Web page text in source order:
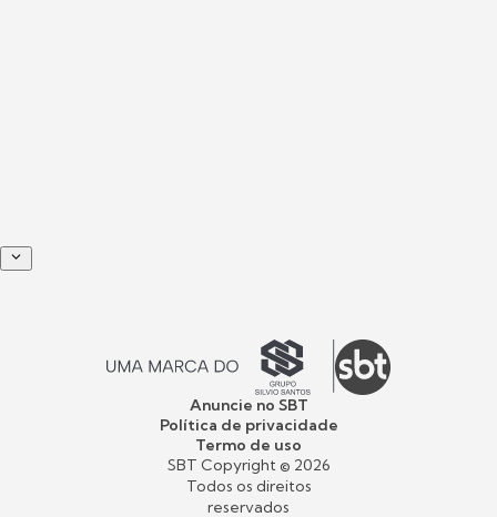
Anuncie no SBT
Política de privacidade
Termo de uso
SBT Copyright © 2026
Todos os direitos
reservados